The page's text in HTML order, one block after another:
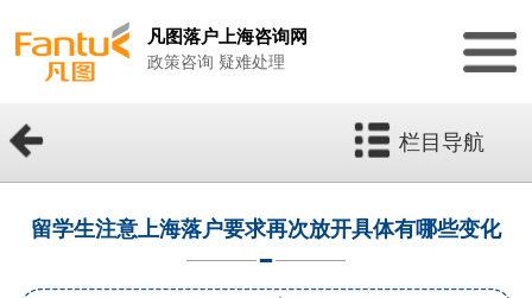
凡图落户上海咨询网
政策咨询 疑难处理
栏目导航
留学生注意上海落户要求再次放开具体有哪些变化